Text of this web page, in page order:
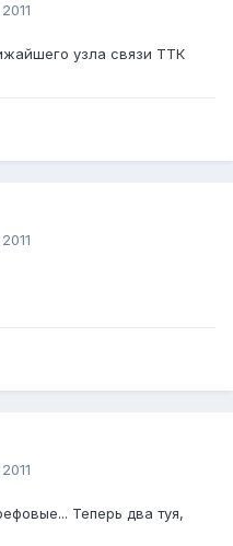
узла связи ТТК
Теперь два туя,